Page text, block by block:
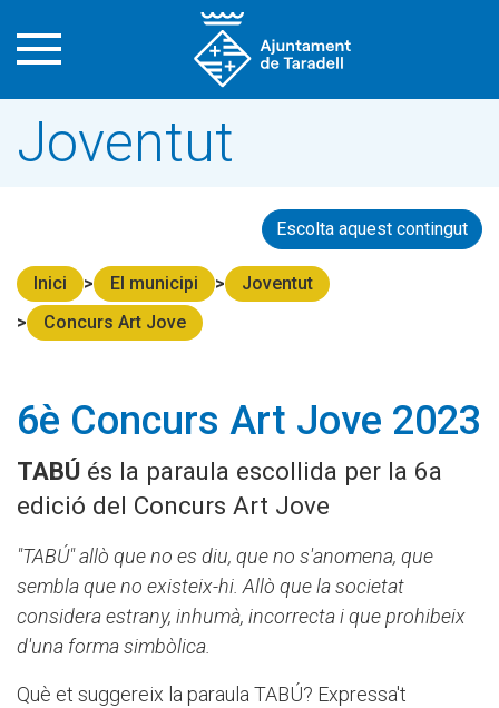
Joventut
Escolta aquest contingut
Inici El municipi
Joventut
Concurs Art Jove
6è Concurs Art Jove 2023
TABÚ és la paraula escollida per la 6a
edició del Concurs Art Jove
"TABÚ" allò que no es diu, que no s'anomena, que
sembla que no existeix-hi. Allò que la societat
considera estrany, inhumà, incorrecta i que prohibeix
d'una forma simbòlica.
Què et suggereix la paraula TABÚ? Expressa't